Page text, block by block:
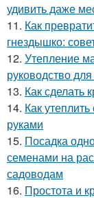
удивить даже
11. Как
гнездышко:
12. Утепление
руководство
13. Как сделать
14. Как
руками
15. Посадка
семенами на
садоводам
16. Простота и